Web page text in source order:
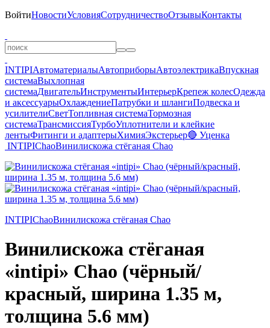
ВойтиНовостиУсловияСотрудничествоОтзывыКонтакты
INTIPIАвтоматериалыАвтоприборыАвтоэлектрикаВпускная
системаВыхлопная
системаДвигательИнструментыИнтерьерКрепеж колесОдежда
и аксессуарыОхлаждениеПатрубки и шлангиПодвеска и
усилителиСветТопливная системаТормозная
системаТрансмиссияТурбоУплотнители и клейкие
лентыФитинги и адаптерыХимияЭкстерьер🔴 Уценка
INTIPIChaoВинилискожа стёганая Chao
INTIPIChaoВинилискожа стёганая Chao
Винилискожа стёганая
«intipi» Chao (чёрный/
красный, ширина 1.35 м,
толщина 5.6 мм)